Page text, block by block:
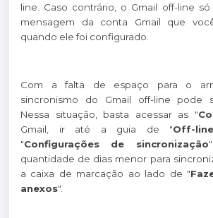
line. Caso contrário, o Gmail off-line
mensagem da conta Gmail que
quando ele foi configurado.
Com a falta de espaço para o
sincronismo do Gmail off-line pode
Nessa situação, basta acessar as "
Gmail, ir até a guia de "Off-line
"Configurações de sincronização
quantidade de dias menor para
a caixa de marcação ao lado de "
anexos".